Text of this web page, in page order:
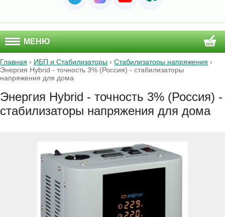
МЕНЮ
Главная › ИБП и Стабилизаторы › Стабилизаторы напряжения ›
Энергия Hybrid - точность 3% (Россия) - стабилизаторы
напряжения для дома
Энергия Hybrid - точность 3% (Россия) -
стабилизаторы напряжения для дома